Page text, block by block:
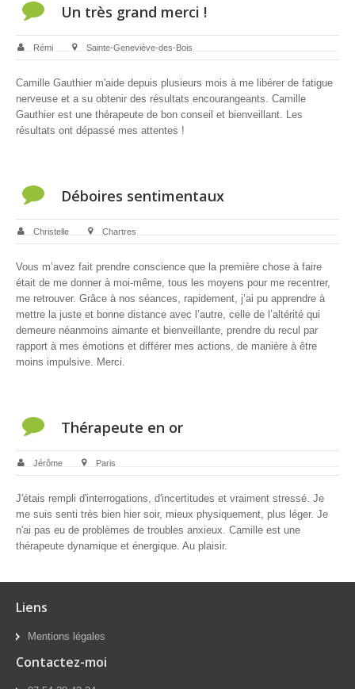
Un très grand merci !
Rémi Sainte-Geneviève-des-Bois
Camille Gauthier m'aide depuis plusieurs mois à me libérer de fatigue
nerveuse et a su obtenir des résultats encourangeants. Camille
Gauthier est une thérapeute de bon conseil et bienveillant. Les
résultats ont dépassé mes attentes !
Déboires sentimentaux
Christelle Chartres
Vous m’avez fait prendre conscience que la première chose à faire
était de me donner à moi-même, tous les moyens pour me recentrer,
me retrouver. Grâce à nos séances, rapidement, j’ai pu apprendre à
mettre la juste et bonne distance avec l’autre, celle de l’altérité qui
demeure néanmoins aimante et bienveillante, prendre du recul par
rapport à mes émotions et différer mes actions, de manière à être
moins impulsive. Merci.
Thérapeute en or
Jérôme Paris
J'étais rempli d'interrogations, d'incertitudes et vraiment stressé. Je
me suis senti très bien hier soir, mieux physiquement, plus léger. Je
n'ai pas eu de problèmes de troubles anxieux. Camille est une
thérapeute dynamique et énergique. Au plaisir.
Liens
Mentions légales
Contactez-moi